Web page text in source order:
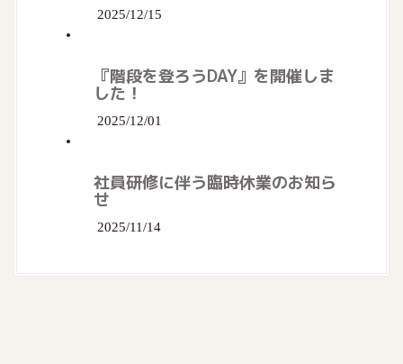
2025/12/15
『階段を登ろうDAY』を開催しま
した！
2025/12/01
社員研修に伴う臨時休業のお知ら
せ
2025/11/14